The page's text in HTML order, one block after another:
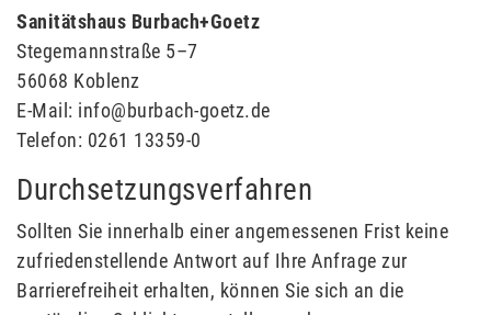
Sanitätshaus Burbach+Goetz
Stegemannstraße 5–7
56068 Koblenz
E-Mail: info@burbach-goetz.de
Telefon: 0261 13359-0
Durchsetzungsverfahren
Sollten Sie innerhalb einer angemessenen Frist keine
zufriedenstellende Antwort auf Ihre Anfrage zur
Barrierefreiheit erhalten, können Sie sich an die